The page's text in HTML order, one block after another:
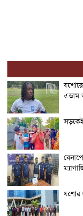
এডাম
সড়কেই
যশোর